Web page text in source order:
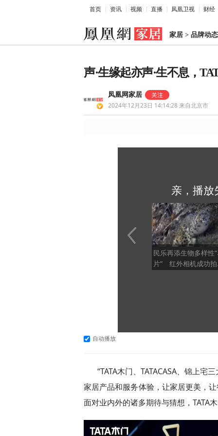
首页 资讯 视频 直播 凤凰卫视 财经
家居 > 品牌动态
声·生缘起亦声·生不息，
凤凰网家居
2024年12月23日 14:14:28 来自北京市
亲，播放
民乐再添生物多样性
片” 红外相机成功
自动播放
“TATA木门、TATACASA、锦上
家居产品和服务体验，让家居更美，
面对业内外的诸多期待与猜想，TATA